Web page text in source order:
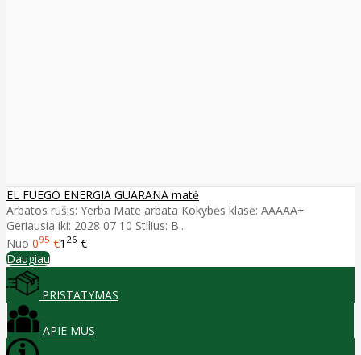
EL FUEGO ENERGIA GUARANA matė
Arbatos rūšis: Yerba Mate arbata Kokybės klasė: AAAAA+
Geriausia iki: 2028 07 10 Stilius: B..
Nuo 095 €1 26 €
Daugiau
PRISTATYMAS
APIE MUS